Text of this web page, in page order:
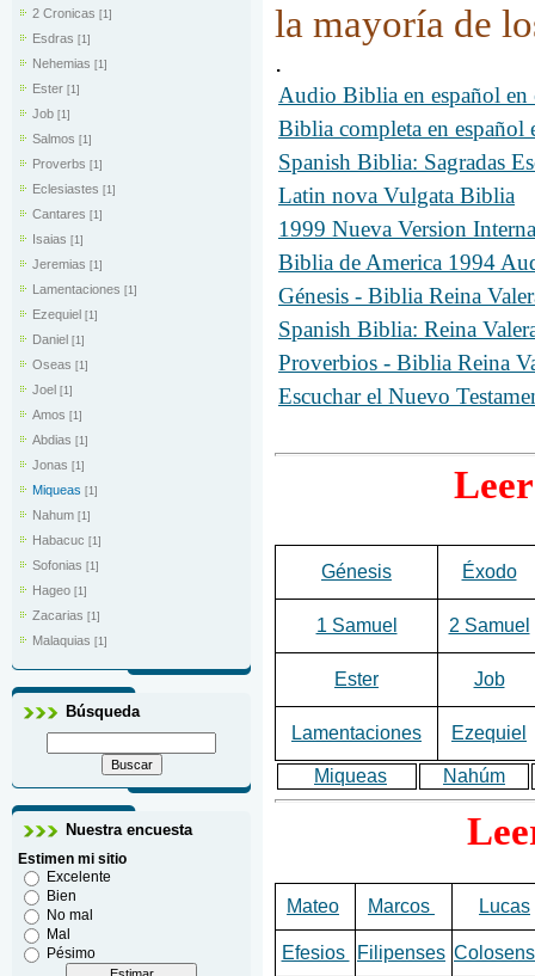
2 Cronicas [1]
Esdras [1]
Nehemias [1]
Ester [1]
Job [1]
Salmos [1]
Proverbs [1]
Eclesiastes [1]
Cantares [1]
Isaias [1]
Jeremias [1]
Lamentaciones [1]
Ezequiel [1]
Daniel [1]
Oseas [1]
Joel [1]
Amos [1]
Abdias [1]
Jonas [1]
Miqueas [1]
Nahum [1]
Habacuc [1]
Sofonias [1]
Hageo [1]
Zacarias [1]
Malaquias [1]
Búsqueda
Nuestra encuesta
Estimen mi sitio
Excelente
Bien
No mal
Mal
Pésimo
la mayoría de
.
Audio Biblia en español en
Biblia completa en
Spanish Biblia: Sagradas
Latin nova Vulgata Biblia
1999 Nueva Version
Biblia de America 1994
Génesis - Biblia Reina
Spanish Biblia: Reina
Proverbios - Biblia Reina
Escuchar el Nuevo
Génesis Éxodo
1 Samuel 2 Samuel
Ester Job
Lamentaciones Ezequiel
Miqueas Nahúm
Mateo Marcos Lucas
Efesios Filipenses